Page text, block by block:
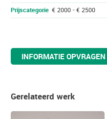
Prijscategorie € 2000 - € 2500
INFORMATIE OPVRAGEN
Gerelateerd werk